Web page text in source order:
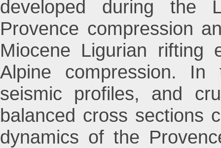
developed during the
Provence compression
Miocene Ligurian rifting
Alpine compression.
seismic profiles, and
balanced cross sections
dynamics of the